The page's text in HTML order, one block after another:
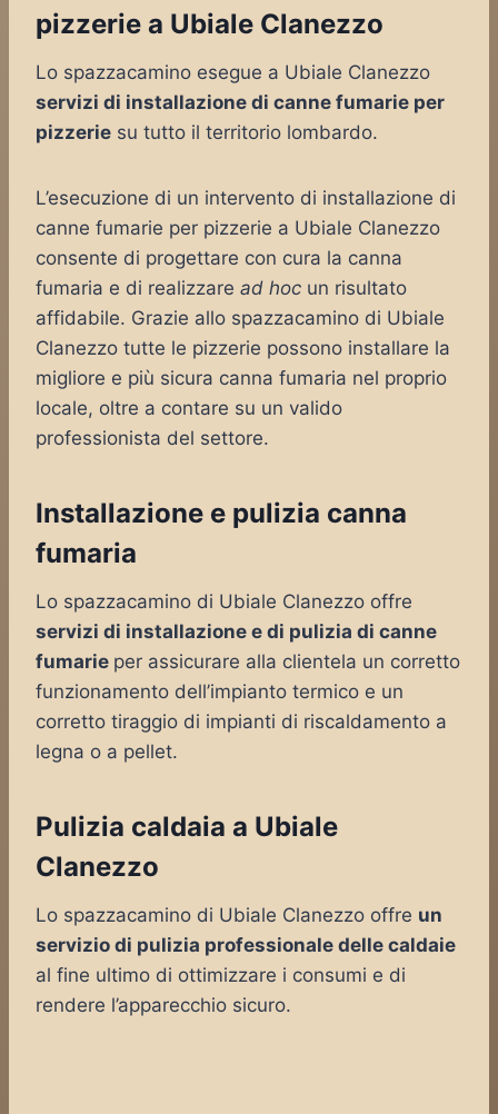
pizzerie a Ubiale Clanezzo
Lo spazzacamino esegue a Ubiale Clanezzo
servizi di installazione di canne fumarie per
pizzerie su tutto il territorio lombardo.
L’esecuzione di un intervento di installazione di
canne fumarie per pizzerie a Ubiale Clanezzo
consente di progettare con cura la canna
fumaria e di realizzare ad hoc un risultato
affidabile. Grazie allo spazzacamino di Ubiale
Clanezzo tutte le pizzerie possono installare la
migliore e più sicura canna fumaria nel proprio
locale, oltre a contare su un valido
professionista del settore.
Installazione e pulizia canna
fumaria
Lo spazzacamino di Ubiale Clanezzo offre
servizi di installazione e di pulizia di canne
fumarie per assicurare alla clientela un corretto
funzionamento dell’impianto termico e un
corretto tiraggio di impianti di riscaldamento a
legna o a pellet.
Pulizia caldaia a Ubiale
Clanezzo
Lo spazzacamino di Ubiale Clanezzo offre un
servizio di pulizia professionale delle caldaie
al fine ultimo di ottimizzare i consumi e di
rendere l’apparecchio sicuro.